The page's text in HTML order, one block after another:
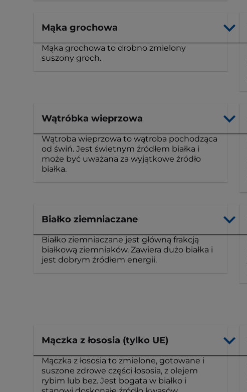
Mąka grochowa
Mąka grochowa to drobno zmielony
suszony groch.
Wątróbka wieprzowa
Wątroba wieprzowa to wątroba pochodząca
od świń. Jest świetnym źródłem białka i
może być uważana za wyjątkowe źródło
białka.
Białko ziemniaczane
Białko ziemniaczane jest główną frakcją
białkową ziemniaków. Zawiera dużo białka i
jest dobrym źródłem energii.
Mączka z łososia (tylko UE)
Mączka z łososia to zmielone, gotowane i
suszone zdrowe części łososia, z olejem
rybim lub bez. Jest bogata w białko i